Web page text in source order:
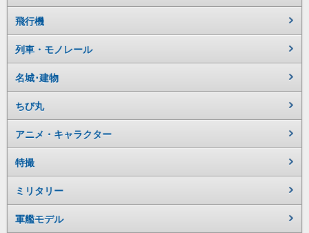
飛行機
列車・モノレール
名城･建物
ちび丸
アニメ・キャラクター
特撮
ミリタリー
軍艦モデル